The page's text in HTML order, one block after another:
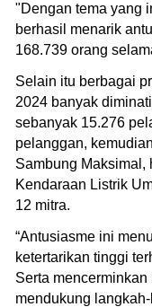
"Dengan tema yang
berhasil menarik
168.739 orang
Selain itu berbagai
2024 banyak
sebanyak 15.276
pelanggan,
Sambung Maksimal,
Kendaraan Listrik
12 mitra.
“Antusiasme ini
ketertarikan tinggi
Serta
mendukung